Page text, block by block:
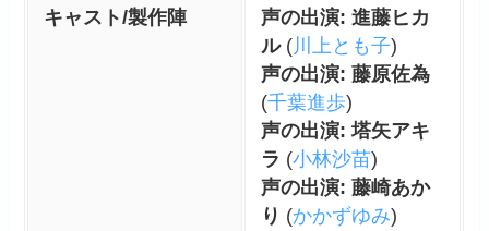
キャスト/製作陣
声の出演: 進藤ヒカ
ル(川上とも子)
声の出演: 藤原佐為
(千葉進歩)
声の出演: 塔矢アキ
ラ (小林沙苗)
声の出演: 藤崎あか
り (かかずゆみ)